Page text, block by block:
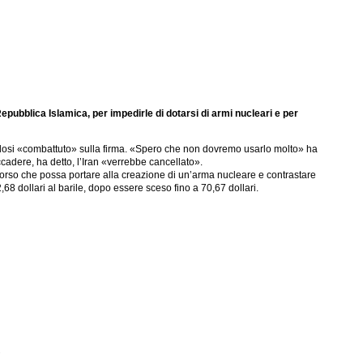
Islamica, per impedirle di dotarsi di armi nucleari e per
«combattuto» sulla firma. «Spero che non dovremo usarlo molto» ha
ha detto, l’Iran «verrebbe cancellato».
che possa portare alla creazione di un’arma nucleare e contrastare
dollari al barile, dopo essere sceso fino a 70,67 dollari.